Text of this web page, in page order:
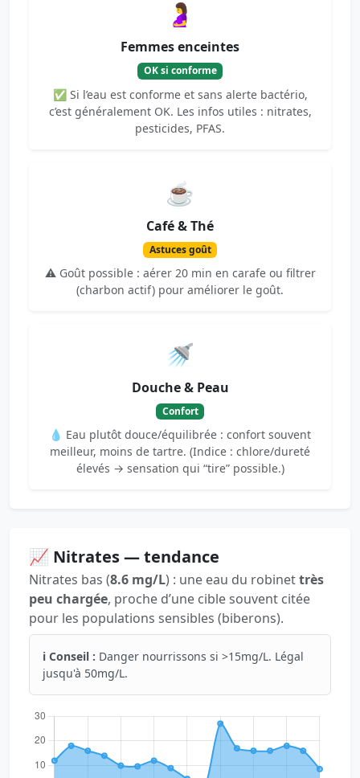
🤰
Femmes enceintes
OK si conforme
✅ Si l’eau est conforme et sans alerte bactério,
c’est généralement OK. Les infos utiles : nitrates,
pesticides, PFAS.
☕
Café & Thé
Astuces goût
⚠️ Goût possible : aérer 20 min en carafe ou filtrer
(charbon actif) pour améliorer le goût.
🚿
Douche & Peau
Confort
💧 Eau plutôt douce/équilibrée : confort souvent
meilleur, moins de tartre. (Indice : chlore/dureté
élevés → sensation qui “tire” possible.)
📈 Nitrates — tendance
Nitrates bas (8.6 mg/L) : une eau du robinettrès
peu chargée, proche d’une cible souvent citée
pour les populations sensibles (biberons).
ℹ️ Conseil : Danger nourrissons si >15mg/L. Légal
jusqu'à 50mg/L.